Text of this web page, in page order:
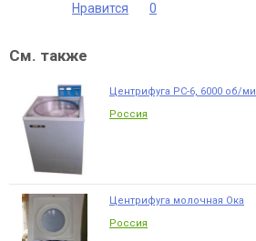
Нравится 0
См. также
Центрифуга РС-6, 6000 об/
Россия
Центрифуга молочная Ока
Россия